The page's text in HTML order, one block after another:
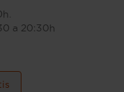
a 20:30h